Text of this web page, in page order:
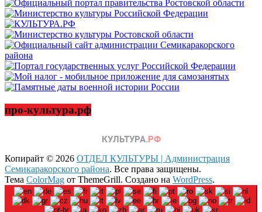
про-культура.рф
Копирайт © 2026 ОТДЕЛ КУЛЬТУРЫ | Администрация
Семикаракорского района. Все права защищены.
Тема ColorMag от ThemeGrill. Создано на WordPress.